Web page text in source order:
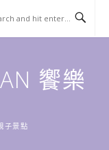
饗樂
子景點